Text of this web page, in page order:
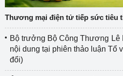
Thương mại điện tử tiếp sức tiêu
Bộ trưởng Bộ Công Thương Lê
nội dung tại phiên thảo luận Tổ
đổi)